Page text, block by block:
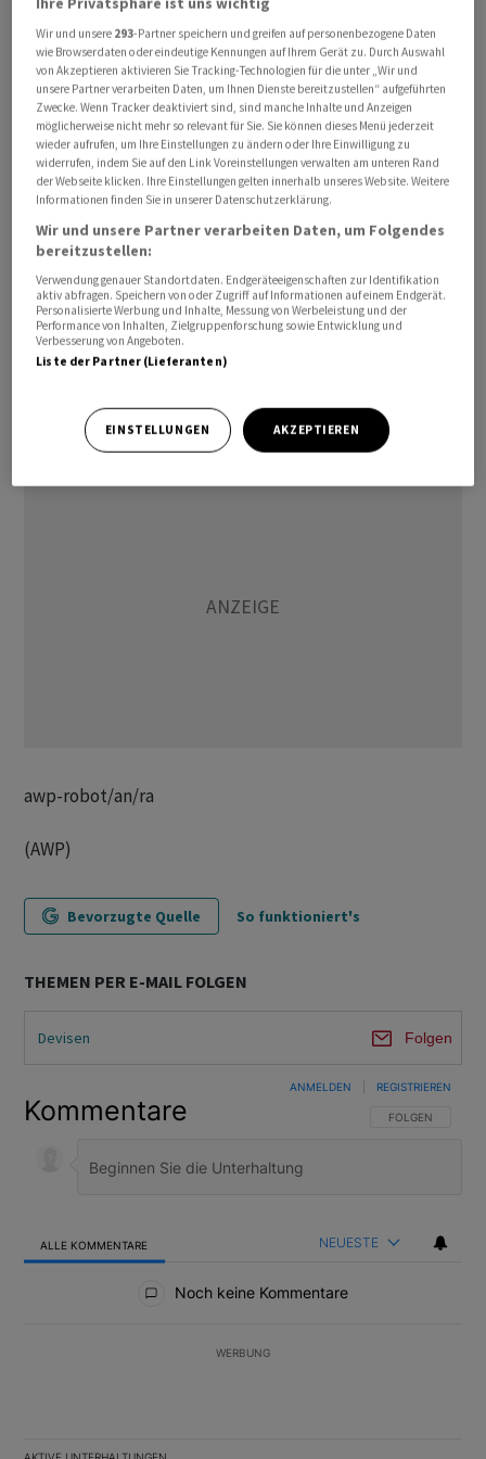
Gebremst wurde der Euro am Morgen auch durch
enttäuschende Konjunkturdaten. Im Juni war das
Geschäftsklima in Frankreich geringer als erwartet
ausgefallen. Im weiteren Handelsverlauf stehen
weitere Stimmungsdaten auf dem Programm, die für
neue Impulse am Devisenmarkt sorgen könnten.
Gegenüber dem Franken bleibe der Dollar gut
unterstützt, nachdem die überraschend restriktiven
Signale der US-Notenbank die Zinserwartungen nach
oben getrieben hätten, so ein Marktbeobachter.
Gleichzeitig dürfte die hohe Interventionsbereitschaft
Grenzen setzen.
awp-robot/an/ra
(AWP)
Bevorzugte Quelle So funktioniert's
THEMEN PER E-MAIL FOLGEN
Devisen Folgen
Kommentare FOLGE DIESER
FOLGEN
ANMELDEN REGISTRIEREN
ALLE KOMMENTARE NEUESTE
Noch keine Kommentare
WERBUNG
Wir und unsere 293-Partner speichern und greifen auf personenbezogene Daten
wie Browserdaten oder eindeutige Kennungen auf Ihrem Gerät zu. Durch Auswahl
von Akzeptieren aktivieren Sie Tracking-Technologien für die unter „Wir und
unsere Partner verarbeiten Daten, um Ihnen Dienste bereitzustellen“ aufgeführten
Zwecke. Wenn Tracker deaktiviert sind, sind manche Inhalte und Anzeigen
möglicherweise nicht mehr so relevant für Sie. Sie können dieses Menü jederzeit
wieder aufrufen, um Ihre Einstellungen zu ändern oder Ihre Einwilligung zu
widerrufen, indem Sie auf den Link Voreinstellungen verwalten am unteren Rand
der Webseite klicken. Ihre Einstellungen gelten innerhalb unseres Website. Weitere
Informationen finden Sie in unserer Datenschutzerklärung.
Wir und unsere Partner verarbeiten Daten, um Folgendes
bereitzustellen:
Verwendung genauer Standortdaten. Endgeräteeigenschaften zur Identifikation
aktiv abfragen. Speichern von oder Zugriff auf Informationen auf einem Endgerät.
Personalisierte Werbung und Inhalte, Messung von Werbeleistung und der
Performance von Inhalten, Zielgruppenforschung sowie Entwicklung und
Verbesserung von Angeboten.
Liste der Partner (Lieferanten)
EINSTELLUNGEN AKZEPTIEREN